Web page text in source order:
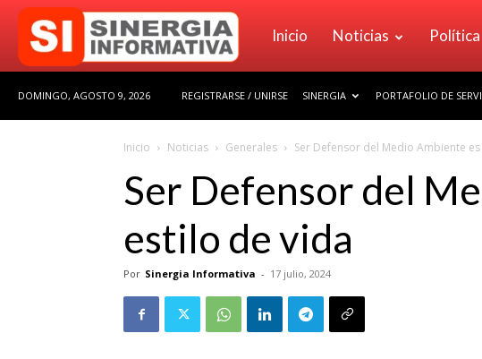
Sinergia
Inicio Noticias Política
DOMINGO, AGOSTO 9, 2026 REGISTRARSE / UNIRSE SINERGIA PORTAFOLIO DE
Inicio Noticias Generales Ser Defensor del Medio Ambiente
Ser Defensor del
estilo de vida
Por Sinergia Informativa - 17 julio, 2024